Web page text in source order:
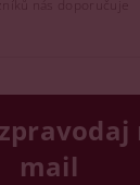
mail